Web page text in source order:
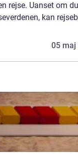
rejse. Uanset om
kan
05 maj